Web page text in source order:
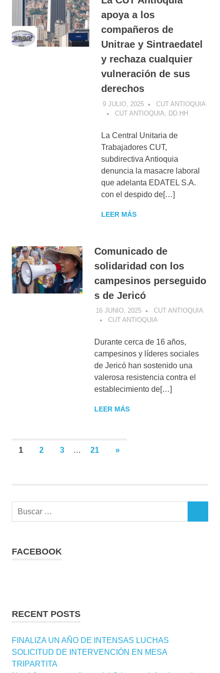
apoya a los
compañeros de
Unitrae y Sintraedatel
y rechaza cualquier
vulneración de sus
derechos
9 JULIO, 2025
CUT ANTIOQUIA
CUT ANTIOQUIA
DD.HH
La Central Unitaria de
Trabajadores CUT,
subdirectiva Antioquia
denuncia la masacre laboral
que adelanta EDATEL S.A.
con el despido de[…]
LEER MÁS
Comunicado de
solidaridad con los
campesinos perseguido
s de Jericó
16 JUNIO, 2025
CUT ANTIOQUIA
CUT ANTIOQUIA
Durante cerca de 16 años,
campesinos y líderes sociales
de Jericó han sostenido una
valerosa resistencia contra el
establecimiento de[…]
LEER MÁS
Paginación
1 2 3 … 21
SIGUIENTES
»
Buscar:
FACEBOOK
RECENT POSTS
FINALIZA UN AÑO DE INTENSAS LUCHAS
SOLICITUD DE INTERVENCIÓN EN MESA
TRIPARTITA